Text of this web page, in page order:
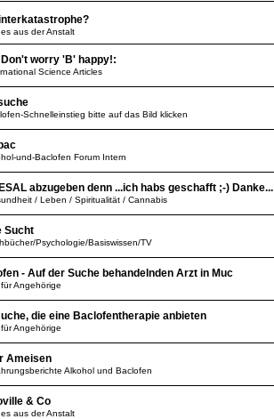
aus der Anstalt
worry 'B' happy!:
Science Articles
Schnelleinstieg bitte auf das Bild klicken
und-Baclofen Forum Intern
abzugeben denn ...ich habs geschafft ;-) Danke...
/ Leben / Spiritualität / Cannabis
Sucht
Psychologie/Basiswissen/TV
- Auf der Suche behandelnden Arzt in Muc
Angehörige
die eine Baclofentherapie anbieten
Angehörige
Ameisen
Alkohol und Baclofen
& Co
aus der Anstalt